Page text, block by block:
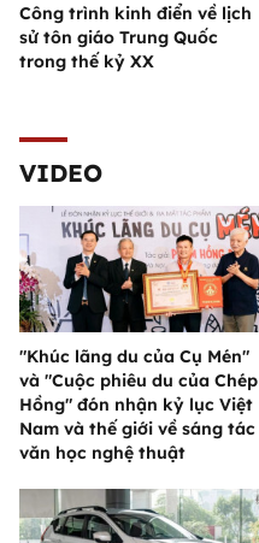
Công trình kinh điển về lịch
sử tôn giáo Trung Quốc
trong thế kỷ XX
VIDEO
"Khúc lãng du của Cụ Mén"
và "Cuộc phiêu du của Chép
Hồng" đón nhận kỷ lục Việt
Nam và thế giới về sáng tác
văn học nghệ thuật